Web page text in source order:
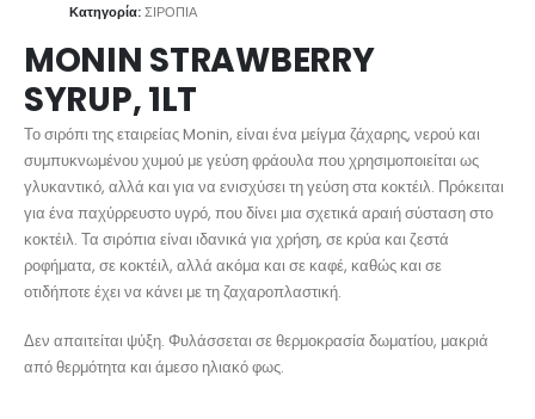
Κατηγορία:ΣΙΡΟΠΙΑ
MONIN STRAWBERRY
SYRUP, 1LT
Το σιρόπι της εταιρείας Monin, είναι ένα μείγμα ζάχαρης, νερού και
συμπυκνωμένου χυμού με γεύση φράουλα που χρησιμοποιείται ως
γλυκαντικό, αλλά και για να ενισχύσει τη γεύση στα κοκτέιλ. Πρόκειται
για ένα παχύρρευστο υγρό, που δίνει μια σχετικά αραιή σύσταση στο
κοκτέιλ. Τα σιρόπια είναι ιδανικά για χρήση, σε κρύα και ζεστά
ροφήματα, σε κοκτέιλ, αλλά ακόμα και σε καφέ, καθώς και σε
οτιδήποτε έχει να κάνει με τη ζαχαροπλαστική.
Δεν απαιτείται ψύξη. Φυλάσσεται σε θερμοκρασία δωματίου, μακριά
από θερμότητα και άμεσο ηλιακό φως.